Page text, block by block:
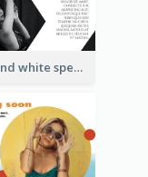
Black and white special offer Facebook Post